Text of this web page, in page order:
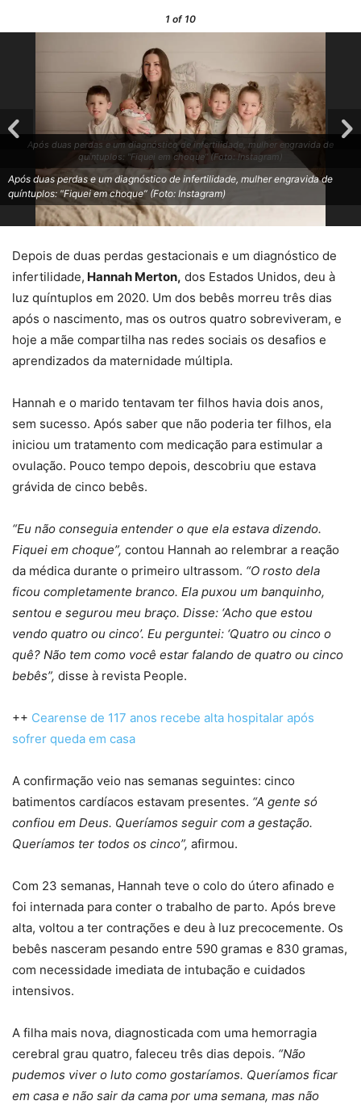
1 of 10
Após duas perdas e um diagnóstico de infertilidade, mulher engravida de
quíntuplos: "Fiquei em choque” (Foto: Instagram)
Após duas perdas e um diagnóstico de infertilidade, mulher engravida de
quíntuplos: "Fiquei em choque” (Foto: Instagram)
Depois de duas perdas gestacionais e um diagnóstico de
infertilidade, Hannah Merton, dos Estados Unidos, deu à
luz quíntuplos em 2020. Um dos bebês morreu três dias
após o nascimento, mas os outros quatro sobreviveram, e
hoje a mãe compartilha nas redes sociais os desafios e
aprendizados da maternidade múltipla.
Hannah e o marido tentavam ter filhos havia dois anos,
sem sucesso. Após saber que não poderia ter filhos, ela
iniciou um tratamento com medicação para estimular a
ovulação. Pouco tempo depois, descobriu que estava
grávida de cinco bebês.
“Eu não conseguia entender o que ela estava dizendo.
Fiquei em choque”, contou Hannah ao relembrar a reação
da médica durante o primeiro ultrassom. “O rosto dela
ficou completamente branco. Ela puxou um banquinho,
sentou e segurou meu braço. Disse: ‘Acho que estou
vendo quatro ou cinco’. Eu perguntei: ‘Quatro ou cinco o
quê? Não tem como você estar falando de quatro ou cinco
bebês”, disse à revista People.
++ Cearense de 117 anos recebe alta hospitalar após
sofrer queda em casa
A confirmação veio nas semanas seguintes: cinco
batimentos cardíacos estavam presentes. “A gente só
confiou em Deus. Queríamos seguir com a gestação.
Queríamos ter todos os cinco”, afirmou.
Com 23 semanas, Hannah teve o colo do útero afinado e
foi internada para conter o trabalho de parto. Após breve
alta, voltou a ter contrações e deu à luz precocemente. Os
bebês nasceram pesando entre 590 gramas e 830 gramas,
com necessidade imediata de intubação e cuidados
intensivos.
A filha mais nova, diagnosticada com uma hemorragia
cerebral grau quatro, faleceu três dias depois. “Não
pudemos viver o luto como gostaríamos. Queríamos ficar
em casa e não sair da cama por uma semana, mas não